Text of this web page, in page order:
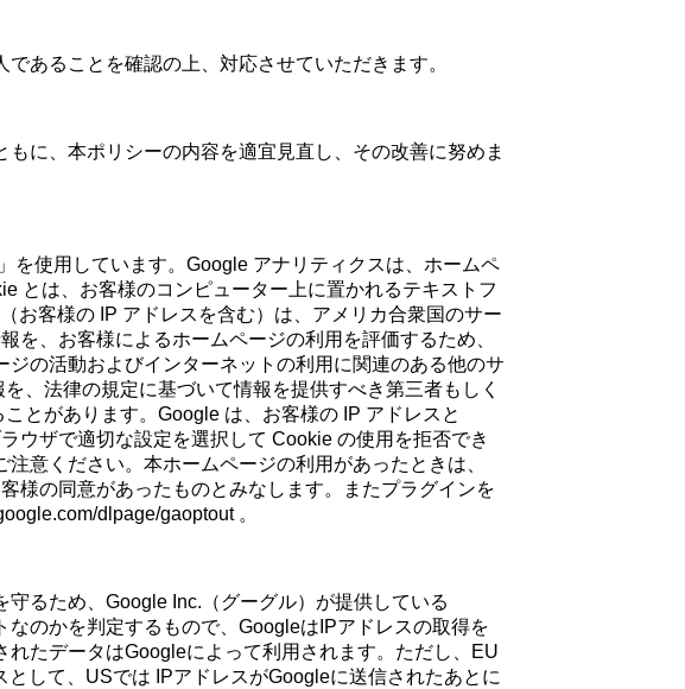
あることを確認の上、対応させていただきます。
に、本ポリシーの内容を適宜見直し、その改善に努めま
を使用しています。Google アナリティクスは、ホームペ
とは、お客様のコンピューター上に置かれるテキストフ
お客様の IP アドレスを含む）は、アメリカ合衆国のサー
、お客様によるホームページの利用を評価するため、
の活動およびインターネットの利用に関連のある他のサ
、法律の規定に基づいて情報を提供すべき第三者もしく
とがあります。Google は、お客様の IP アドレスと
ウザで適切な設定を選択して Cookie の使用を拒否でき
意ください。本ホームページの利用があったときは、
様の同意があったものとみなします。またプラグインを
dlpage/gaoptout 。
るため、Google Inc.（グーグル）が提供している
のかを判定するもので、GoogleはIPアドレスの取得を
たデータはGoogleによって利用されます。ただし、EU
して、USでは IPアドレスがGoogleに送信されたあとに